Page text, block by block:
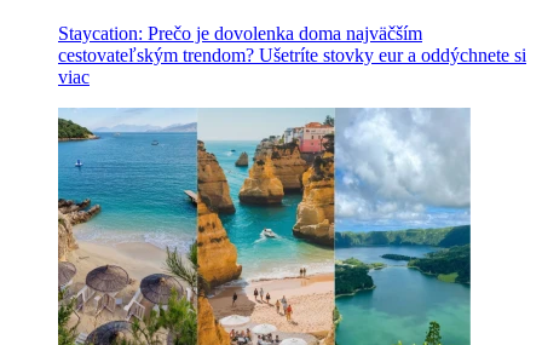
Staycation: Prečo je dovolenka doma najväčším
cestovateľským trendom? Ušetríte stovky eur a oddýchnete si
viac